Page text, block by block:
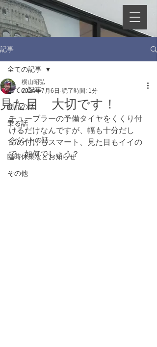
記事
全ての記事
商品の話
乗る話
イベントの話
臨時休業などお知らせ
その他
全ての記事
見た目 大切です！
横山昭弘
2024年7月6日 読了時間: 1分
チューブラーの予備タイヤをくくり付
けるだけなんですが、幅も十分だし
締め付けもスマート、見た目もイイの
で、如何でしょう？